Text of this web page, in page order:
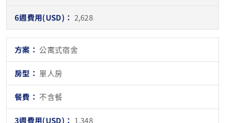
2,628
公寓式宿舍
單人房
不含餐
1,348